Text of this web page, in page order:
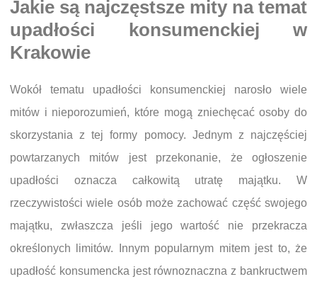
Jakie są najczęstsze mity na temat
upadłości konsumenckiej w
Krakowie
Wokół tematu upadłości konsumenckiej narosło wiele
mitów i nieporozumień, które mogą zniechęcać osoby do
skorzystania z tej formy pomocy. Jednym z najczęściej
powtarzanych mitów jest przekonanie, że ogłoszenie
upadłości oznacza całkowitą utratę majątku. W
rzeczywistości wiele osób może zachować część swojego
majątku, zwłaszcza jeśli jego wartość nie przekracza
określonych limitów. Innym popularnym mitem jest to, że
upadłość konsumencka jest równoznaczna z bankructwem